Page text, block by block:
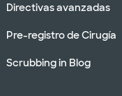
Directivas avanzadas
Pre-registro de Cirugía
Scrubbing in Blog